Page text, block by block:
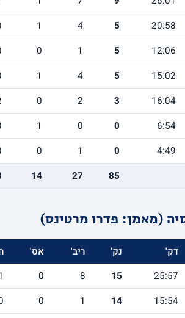
20:58
5
4
1
12:06
5
1
0
15:02
5
4
1
16:04
3
2
0
6:54
0
0
1
4:49
0
1
0
85
27
14
(מאמן: פדרו מרטינס)
דק' נק' ריב' אס'
25:57
15
8
0
15:54
14
1
0